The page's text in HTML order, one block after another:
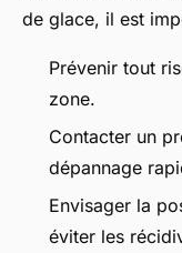
de glace, il est
Prévenir tout
zone.
Contacter un
dépannage
Envisager la
éviter les